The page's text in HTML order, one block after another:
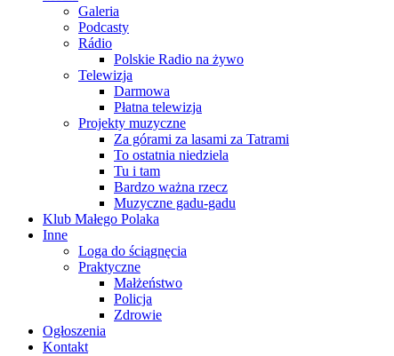
Galeria
Podcasty
Rádio
Polskie Radio na żywo
Telewizja
Darmowa
Płatna telewizja
Projekty muzyczne
Za górami za lasami za Tatrami
To ostatnia niedziela
Tu i tam
Bardzo ważna rzecz
Muzyczne gadu-gadu
Klub Małego Polaka
Inne
Loga do ściągnęcia
Praktyczne
Małżeństwo
Policja
Zdrowie
Ogłoszenia
Kontakt